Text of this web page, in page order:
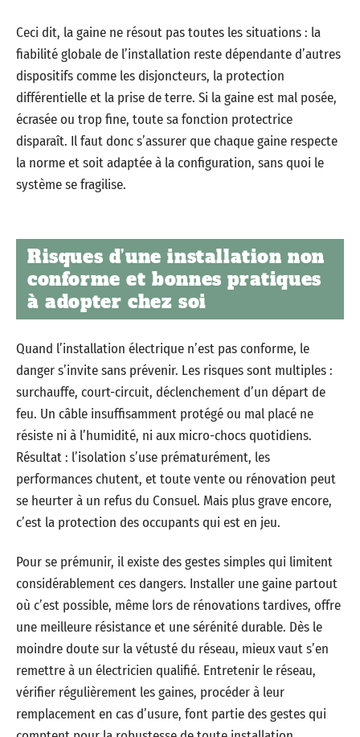
Ceci dit, la gaine ne résout pas toutes les situations : la
fiabilité globale de l’installation reste dépendante d’autres
dispositifs comme les disjoncteurs, la protection
différentielle et la prise de terre. Si la gaine est mal posée,
écrasée ou trop fine, toute sa fonction protectrice
disparaît. Il faut donc s’assurer que chaque gaine respecte
la norme et soit adaptée à la configuration, sans quoi le
système se fragilise.
Risques d’une installation non
conforme et bonnes pratiques
à adopter chez soi
Quand l’installation électrique n’est pas conforme, le
danger s’invite sans prévenir. Les risques sont multiples :
surchauffe, court-circuit, déclenchement d’un départ de
feu. Un câble insuffisamment protégé ou mal placé ne
résiste ni à l’humidité, ni aux micro-chocs quotidiens.
Résultat : l’isolation s’use prématurément, les
performances chutent, et toute vente ou rénovation peut
se heurter à un refus du Consuel. Mais plus grave encore,
c’est la protection des occupants qui est en jeu.
Pour se prémunir, il existe des gestes simples qui limitent
considérablement ces dangers. Installer une gaine partout
où c’est possible, même lors de rénovations tardives, offre
une meilleure résistance et une sérénité durable. Dès le
moindre doute sur la vétusté du réseau, mieux vaut s’en
remettre à un électricien qualifié. Entretenir le réseau,
vérifier régulièrement les gaines, procéder à leur
remplacement en cas d’usure, font partie des gestes qui